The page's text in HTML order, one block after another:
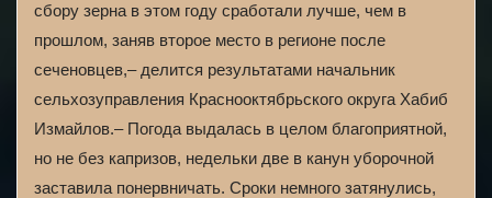
сбору зерна в этом году сработали лучше, чем в
прошлом, заняв второе место в регионе после
сеченовцев,– делится результатами начальник
сельхозуправления Краснооктябрьского округа Хабиб
Измайлов.– Погода выдалась в целом благоприятной,
но не без капризов, недельки две в канун уборочной
заставила понервничать. Сроки немного затянулись,